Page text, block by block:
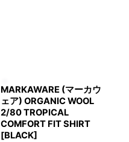
MARKAWARE (マーカウ
ェア) ORGANIC WOOL
2/80 TROPICAL
COMFORT FIT SHIRT
[BLACK]